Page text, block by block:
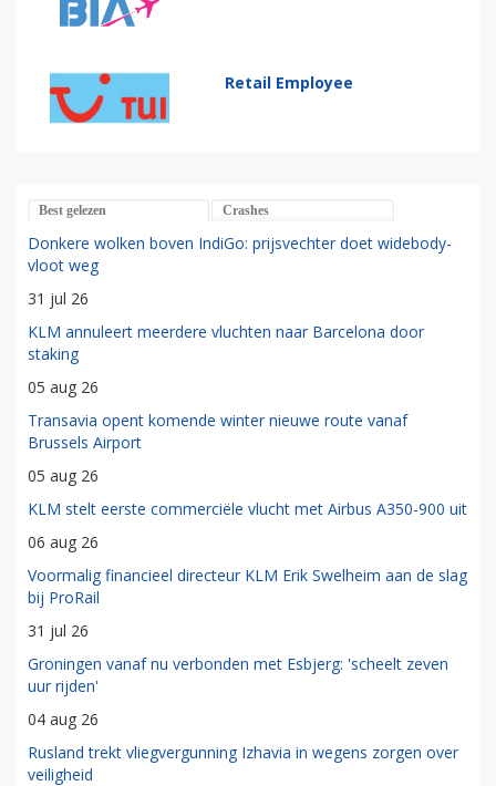
Retail Employee
Best gelezen Crashes
Donkere wolken boven IndiGo: prijsvechter doet widebody-
vloot weg
31 jul 26
KLM annuleert meerdere vluchten naar Barcelona door
staking
05 aug 26
Transavia opent komende winter nieuwe route vanaf
Brussels Airport
05 aug 26
KLM stelt eerste commerciële vlucht met Airbus A350-900 uit
06 aug 26
Voormalig financieel directeur KLM Erik Swelheim aan de slag
bij ProRail
31 jul 26
Groningen vanaf nu verbonden met Esbjerg: 'scheelt zeven
uur rijden'
04 aug 26
Rusland trekt vliegvergunning Izhavia in wegens zorgen over
veiligheid